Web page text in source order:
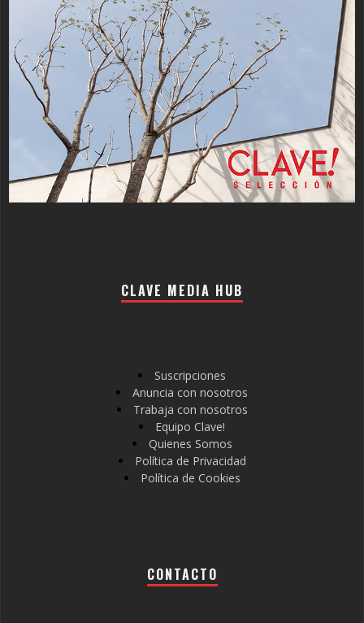
CLAVE MEDIA HUB
Suscripciones
Anuncia con nosotros
Trabaja con nosotros
Equipo Clave!
Quienes Somos
Política de Privacidad
Política de Cookies
CONTACTO